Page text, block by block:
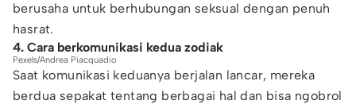
berusaha untuk berhubungan seksual dengan penuh
hasrat.
4. Cara berkomunikasi kedua zodiak
Pexels/Andrea Piacquadio
Saat komunikasi keduanya berjalan lancar, mereka
berdua sepakat tentang berbagai hal dan bisa ngobrol